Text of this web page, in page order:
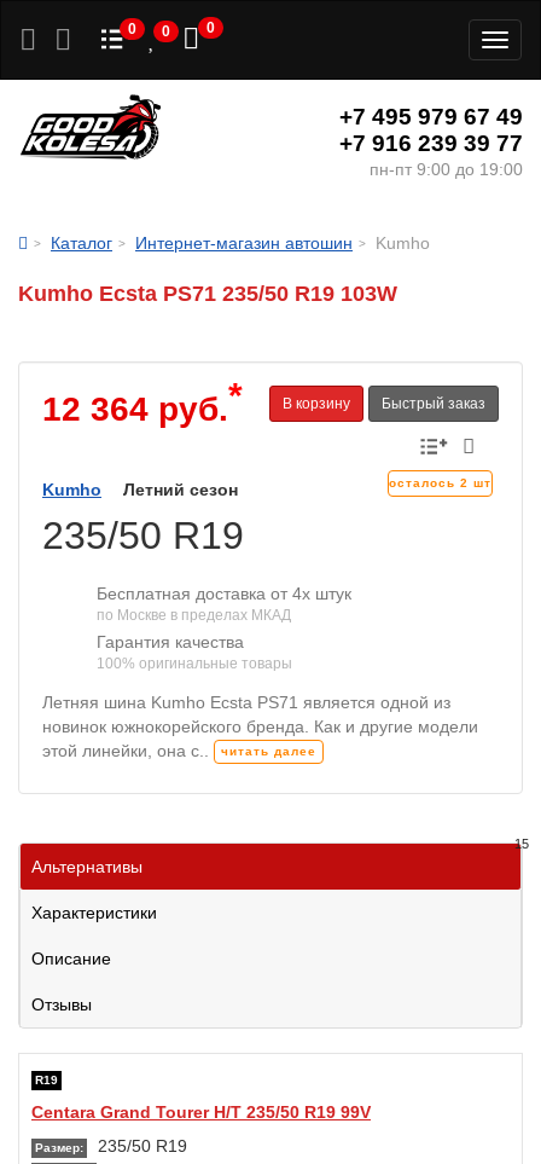
0 0 0
+7 495 979 67 49
+7 916 239 39 77
пн-пт 9:00 до 19:00
Каталог Интернет-магазин автошин Kumho
Kumho Ecsta PS71 235/50 R19 103W
12 364 руб.* В корзину Быстрый заказ
Kumho Летний сезон осталось 2 шт
235/50 R19
Бесплатная доставка от 4х штук
по Москве в пределах МКАД
Гарантия качества
100% оригинальные товары
Летняя шина Kumho Ecsta PS71 является одной из
новинок южнокорейского бренда. Как и другие модели
этой линейки, она с..
читать далее
Альтернативы
15
Характеристики
Описание
Отзывы
R19
Centara Grand Tourer H/T 235/50 R19 99V
Размер: 235/50 R19